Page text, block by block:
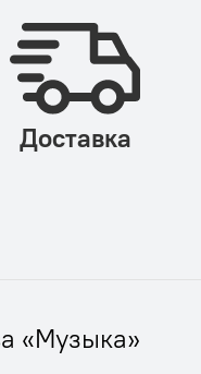
Доставка
«Музыка»